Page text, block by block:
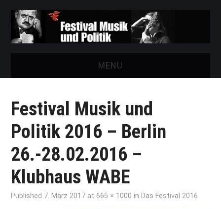
MENU
FESTIVAL
NEWS
AUSSTELLUNGEN
Festival Musik und
Politik 2016 – Berlin
26.-28.02.2016 –
Klubhaus WABE
Published 7. März 2017 at665 × 1000 in Das Festival 2016